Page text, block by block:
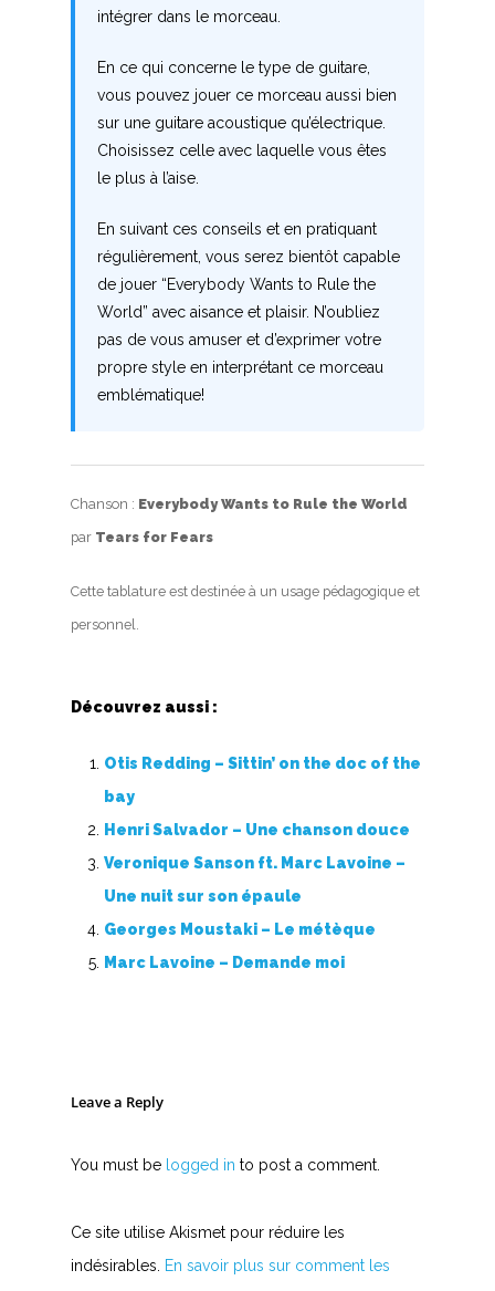
intégrer dans le morceau.
En ce qui concerne le type de guitare,
vous pouvez jouer ce morceau aussi bien
sur une guitare acoustique qu’électrique.
Choisissez celle avec laquelle vous êtes
le plus à l’aise.
En suivant ces conseils et en pratiquant
régulièrement, vous serez bientôt capable
de jouer “Everybody Wants to Rule the
World” avec aisance et plaisir. N’oubliez
pas de vous amuser et d’exprimer votre
propre style en interprétant ce morceau
emblématique!
Chanson : Everybody Wants to Rule the World
par Tears for Fears
Cette tablature est destinée à un usage pédagogique et
personnel.
Découvrez aussi :
Otis Redding – Sittin’ on the doc of the
bay
Henri Salvador – Une chanson douce
Veronique Sanson ft. Marc Lavoine –
Une nuit sur son épaule
Georges Moustaki – Le métèque
Marc Lavoine – Demande moi
Leave a Reply
You must be logged in to post a comment.
Ce site utilise Akismet pour réduire les
indésirables.
En savoir plus sur comment les